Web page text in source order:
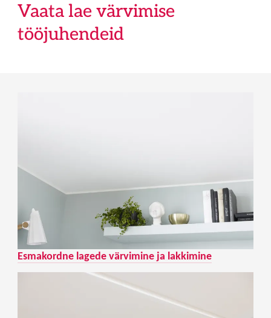
Vaata lae värvimise
tööjuhendeid
Esmakordne lagede värvimine ja lakkimine